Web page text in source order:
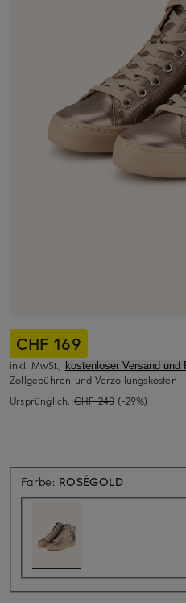
CHF 169
inkl. MwSt., kostenloser Versand und
Zollgebühren und Verzollungskosten
Ursprünglich: CHF 240 (-29%)
Farbe: ROSÉGOLD